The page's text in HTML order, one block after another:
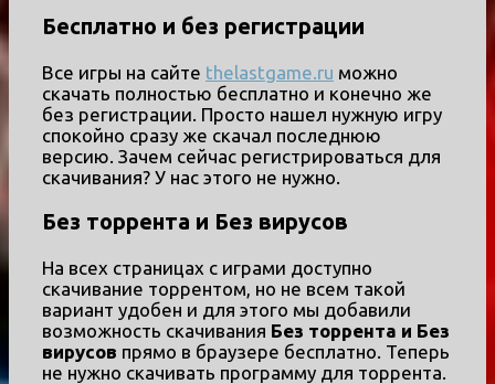
Бесплатно и без регистрации
Все игры на сайте thelastgame.ru можно
скачать полностью бесплатно и конечно же
без регистрации. Просто нашел нужную игру
спокойно сразу же скачал последнюю
версию. Зачем сейчас регистрироваться для
скачивания? У нас этого не нужно.
Без торрента и Без вирусов
На всех страницах с играми доступно
скачивание торрентом, но не всем такой
вариант удобен и для этого мы добавили
возможность скачивания Без торрента и Без
вирусов прямо в браузере бесплатно. Теперь
не нужно скачивать программу для торрента.